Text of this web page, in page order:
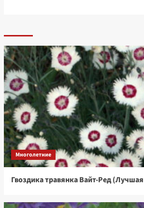
Многолетние
Гвоздика травянка Вайт-Ред